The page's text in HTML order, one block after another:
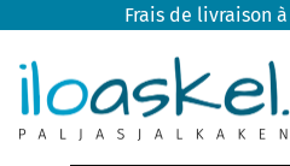
Frais de livraison